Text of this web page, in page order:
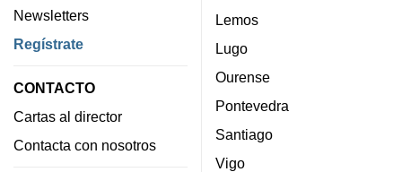
Newsletters
Regístrate
CONTACTO
Cartas al director
Contacta con nosotros
Lemos
Lugo
Ourense
Pontevedra
Santiago
Vigo